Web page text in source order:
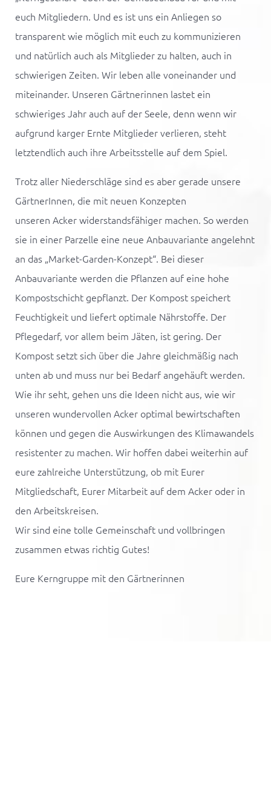
euch Mitgliedern. Und es ist uns ein Anliegen so
transparent wie möglich mit euch zu kommunizieren
und natürlich auch als Mitglieder zu halten, auch in
schwierigen Zeiten. Wir leben alle voneinander und
miteinander. Unseren Gärtnerinnen lastet ein
schwieriges Jahr auch auf der Seele, denn wenn wir
aufgrund karger Ernte Mitglieder verlieren, steht
letztendlich auch ihre Arbeitsstelle auf dem Spiel.
Trotz aller Niederschläge sind es aber gerade unsere
GärtnerInnen, die mit neuen Konzepten
unseren Ackerwiderstandsfähiger machen. So werden
sie in einer Parzelle eine neue Anbauvariante angelehnt
an das „Market-Garden-Konzept“. Bei dieser
Anbauvariante werden die Pflanzen auf eine hohe
Kompostschicht gepflanzt. Der Kompost speichert
Feuchtigkeit und liefert optimale Nährstoffe. Der
Pflegedarf, vor allem beim Jäten, ist gering. Der
Kompost setzt sich über die Jahre gleichmäßig nach
unten ab und muss nur bei Bedarf angehäuft werden.
Wie ihr seht, gehen uns die Ideen nicht aus, wie wir
unseren wundervollen Acker optimal bewirtschaften
können und gegen die Auswirkungen des Klimawandels
resistenter zu machen. Wir hoffen dabei weiterhin auf
eure zahlreiche Unterstützung, ob mit Eurer
Mitgliedschaft, Eurer Mitarbeit auf dem Acker oder in
den Arbeitskreisen.
Wir sind eine tolle Gemeinschaft und vollbringen
zusammen etwas richtig Gutes!
Eure Kerngruppe mit den Gärtnerinnen